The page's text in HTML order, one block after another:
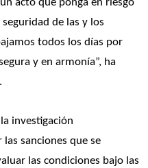
acto que ponga en riesgo
de las y los
todos los días por
y en armonía”, ha
investigación
sanciones que se
las condiciones bajo las